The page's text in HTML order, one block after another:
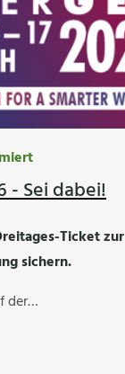
- Sei dabei!
Ticket zur
sichern.
der…